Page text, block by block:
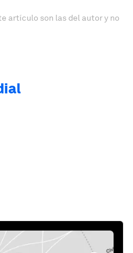
artículo son las del autor y no